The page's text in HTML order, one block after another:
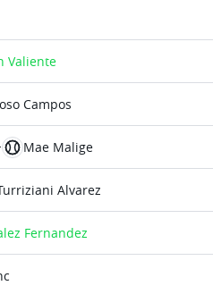
Valiente
Campos
Mae Malige
Alvarez
Fernandez